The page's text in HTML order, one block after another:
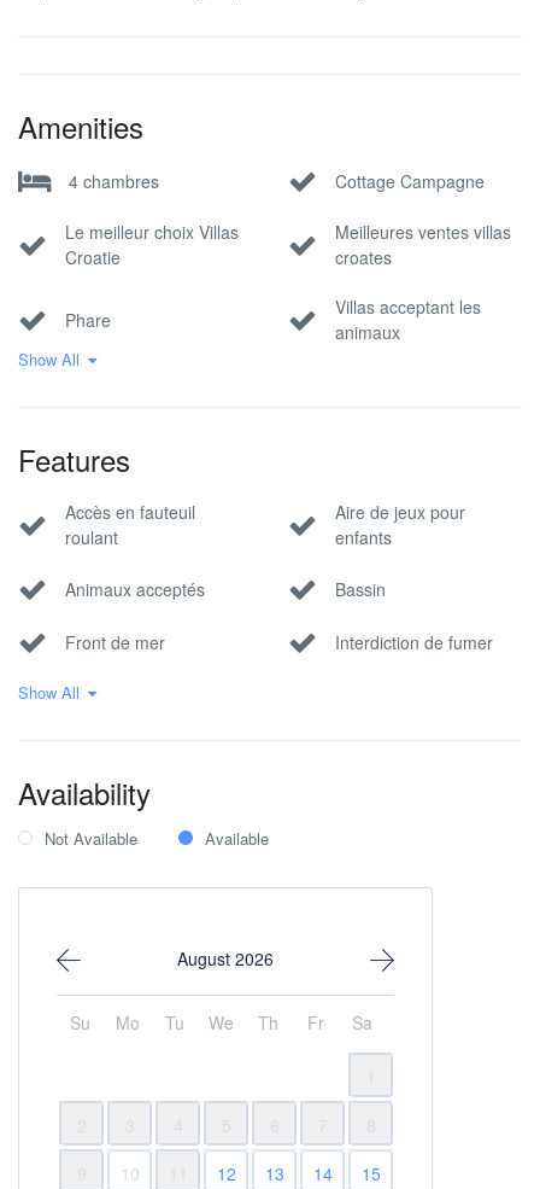
Amenities
4 chambres Cottage Campagne
Le meilleur choix Villas
Croatie
Meilleures ventes villas
croates
Phare
Villas acceptant les
animaux
qualité
Villas de luxe Villas en pierre
groupes
handicapées
Villas sélectionnées
Show All
Features
Accès en fauteuil
roulant
Aire de jeux pour
enfants
Animaux acceptés Bassin
Front de mer Interdiction de fumer
Internet WiFi
Show All
Availability
Not Available Available
August 2026
Su Mo Tu We Th Fr Sa
2
3 4 5 6 7
8
9
10 12 13 14
15